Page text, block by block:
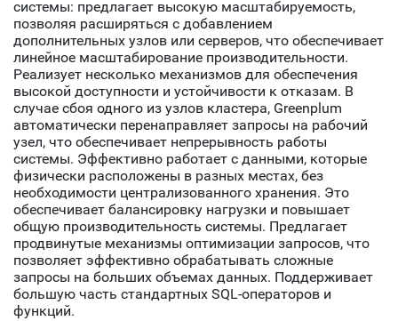
системы: предлагает высокую масштабируемость,
позволяя расширяться с добавлением
дополнительных узлов или серверов, что обеспечивает
линейное масштабирование производительности.
Реализует несколько механизмов для обеспечения
высокой доступности и устойчивости к отказам. В
случае сбоя одного из узлов кластера, Greenplum
автоматически перенаправляет запросы на рабочий
узел, что обеспечивает непрерывность работы
системы. Эффективно работает с данными, которые
физически расположены в разных местах, без
необходимости централизованного хранения. Это
обеспечивает балансировку нагрузки и повышает
общую производительность системы. Предлагает
продвинутые механизмы оптимизации запросов, что
позволяет эффективно обрабатывать сложные
запросы на больших объемах данных. Поддерживает
большую часть стандартных SQL-операторов и
функций.